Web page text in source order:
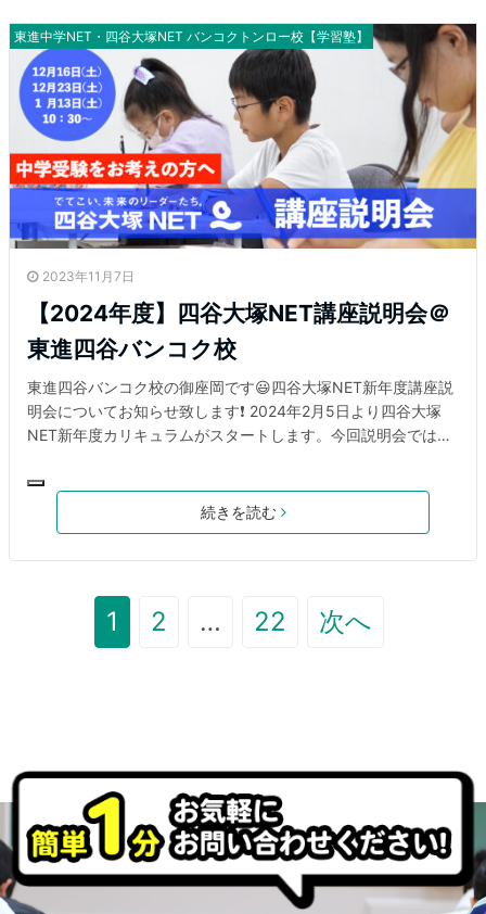
ください。 月火金は学校から帰って少し休憩したら1時半くら
い四谷の勉強を進め
東進中学NET・四谷大塚NET バンコクトンロー校【学習塾】
2023年11月7日
【2024年度】四谷大塚NET講座説明会＠
東進四谷バンコク校
東進四谷バンコク校の御座岡です😃四谷大塚NET新年度講座説
明会についてお知らせ致します❗ 2024年2月5日より四谷大塚
NET新年度カリキュラムがスタートします。今回説明会では、
『3年後の見通し』『中学受験と英語について』など様々な角
度からお話をいたします。また、質疑応答の時間もございま
す。 説明会は以下のような方が対象です。・中学受験を予定し
の受講を検討している。 定員がございますので、お早めのご登
録をどうぞよろしくお願いたしま
続きを読む
1 2 … 22 次へ